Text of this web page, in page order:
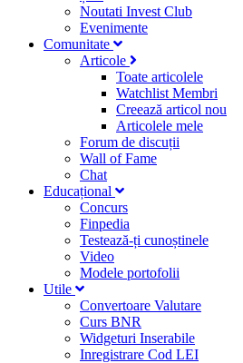
Noutati Invest Club
Evenimente
Comunitate
Articole
Toate articolele
Watchlist Membri
Creează articol nou
Articolele mele
Forum de discuții
Wall of Fame
Chat
Educațional
Concurs
Finpedia
Testează-ți cunoștinele
Video
Modele portofolii
Utile
Convertoare Valutare
Curs BNR
Widgeturi Inserabile
Inregistrare Cod LEI